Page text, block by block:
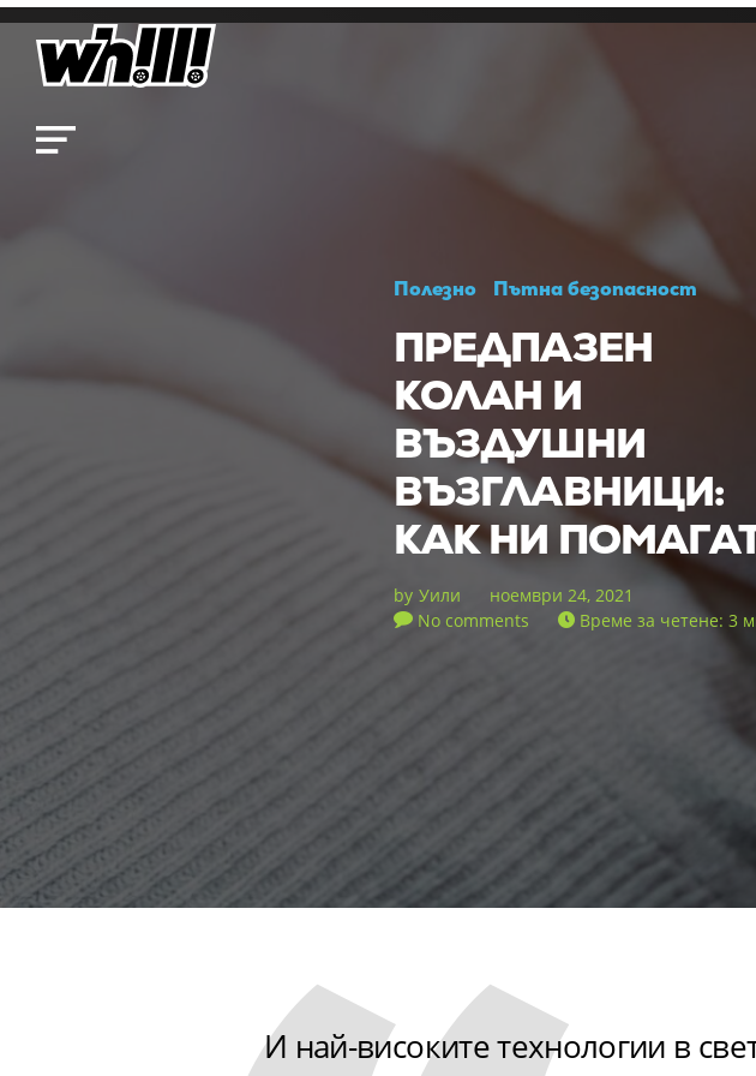
Полезно Пътна безопасност
ПРЕДПАЗЕН
КОЛАН И
ВЪЗДУШНИ
ВЪЗГЛАВНИЦИ:
КАК НИ
by Уили
ноември 24, 2021
No comments
Време за четене: 3
И най-високите технологии в